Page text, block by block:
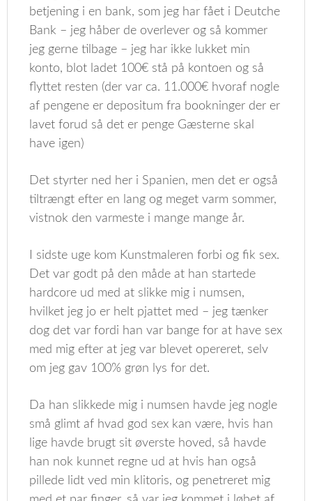
betjening i en bank, som jeg har fået i Deutche
Bank – jeg håber de overlever og så kommer
jeg gerne tilbage – jeg har ikke lukket min
konto, blot ladet 100€ stå på kontoen og så
flyttet resten (der var ca. 11.000€ hvoraf nogle
af pengene er depositum fra bookninger der er
lavet forud så det er penge Gæsterne skal
have igen)
Det styrter ned her i Spanien, men det er også
tiltrængt efter en lang og meget varm sommer,
vistnok den varmeste i mange mange år.
I sidste uge kom Kunstmaleren forbi og fik sex.
Det var godt på den måde at han startede
hardcore ud med at slikke mig i numsen,
hvilket jeg jo er helt pjattet med – jeg tænker
dog det var fordi han var bange for at have sex
med mig efter at jeg var blevet opereret, selv
om jeg gav 100% grøn lys for det.
Da han slikkede mig i numsen havde jeg nogle
små glimt af hvad god sex kan være, hvis han
lige havde brugt sit øverste hoved, så havde
han nok kunnet regne ud at hvis han også
pillede lidt ved min klitoris, og penetreret mig